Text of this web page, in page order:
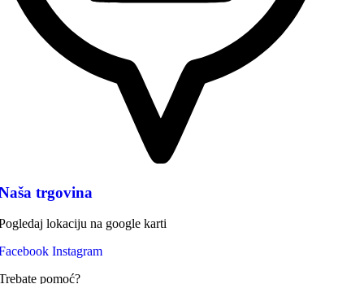
trgovina
lokaciju na google karti
Instagram
pomoć?